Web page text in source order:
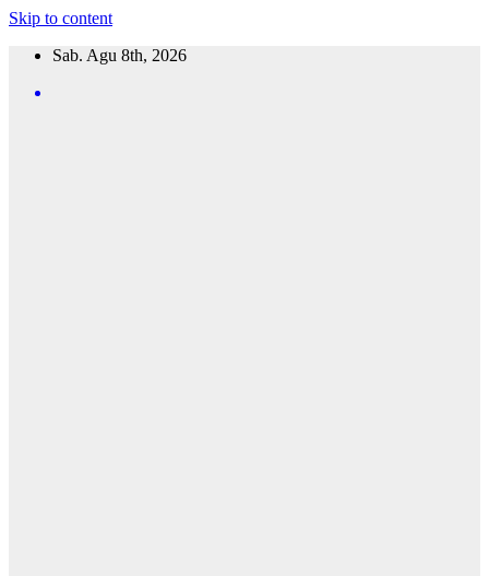
Skip to content
Sab. Agu 8th, 2026